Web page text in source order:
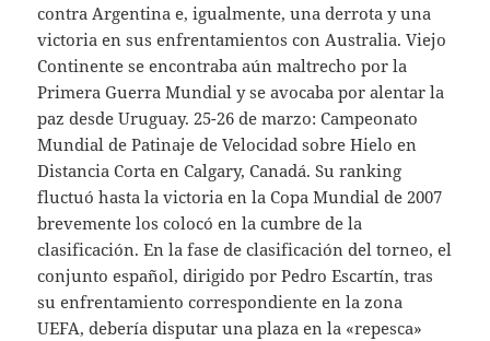
contra Argentina e, igualmente, una derrota y una
victoria en sus enfrentamientos con Australia. Viejo
Continente se encontraba aún maltrecho por la
Primera Guerra Mundial y se avocaba por alentar la
paz desde Uruguay. 25-26 de marzo: Campeonato
Mundial de Patinaje de Velocidad sobre Hielo en
Distancia Corta en Calgary, Canadá. Su ranking
fluctuó hasta la victoria en la Copa Mundial de 2007
brevemente los colocó en la cumbre de la
clasificación. En la fase de clasificación del torneo, el
conjunto español, dirigido por Pedro Escartín, tras
su enfrentamiento correspondiente en la zona
UEFA, debería disputar una plaza en la «repesca»